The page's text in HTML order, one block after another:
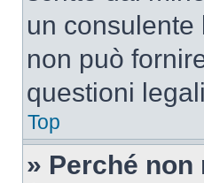
un
non può
questioni
Top
» Perché